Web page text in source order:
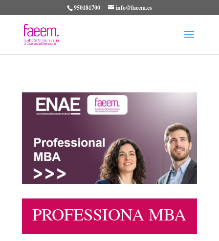
950181700 info@faeem.es
PROFESSIONA MBA